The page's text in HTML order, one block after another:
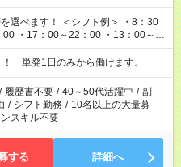
・17：00～22：00 ・13：00～
など
！ 単発1日のみから働けます。
/ 履歴書不要 / 40～50代活躍中 / 副
/ シフト勤務 / 10名以上の大量募
スキル不要
する 詳細へ